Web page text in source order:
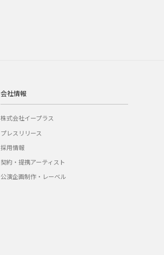
会社情報
株式会社イープラス
プレスリリース
採用情報
契約・提携アーティスト
公演企画制作・レーベル